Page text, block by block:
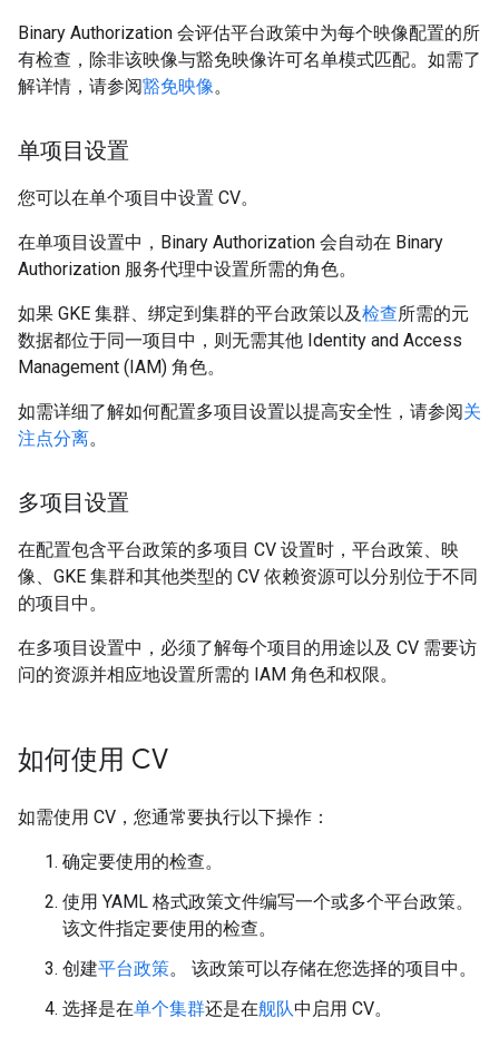
Binary Authorization 会评估平台政策中为每个映像配置的所
有检查，除非该映像与豁免映像许可名单模式匹配。如需了
解详情，请参阅豁免映像。
单项目设置
您可以在单个项目中设置 CV。
在单项目设置中，Binary Authorization 会自动在 Binary
Authorization 服务代理中设置所需的角色。
如果 GKE 集群、绑定到集群的平台政策以及检查所需的元
数据都位于同一项目中，则无需其他 Identity and Access
Management (IAM) 角色。
如需详细了解如何配置多项目设置以提高安全性，请参阅关
注点分离。
多项目设置
在配置包含平台政策的多项目 CV 设置时，平台政策、映
像、GKE 集群和其他类型的 CV 依赖资源可以分别位于不同
的项目中。
在多项目设置中，必须了解每个项目的用途以及 CV 需要访
问的资源并相应地设置所需的 IAM 角色和权限。
如何使用 CV
如需使用 CV，您通常要执行以下操作：
确定要使用的检查。
使用 YAML 格式政策文件编写一个或多个平台政策。
该文件指定要使用的检查。
创建平台政策。 该政策可以存储在您选择的项目中。
选择是在单个集群还是在舰队中启用 CV。